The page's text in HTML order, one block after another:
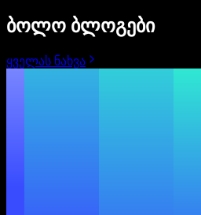
ბოლო ბლოგები
ყველას ნახვა